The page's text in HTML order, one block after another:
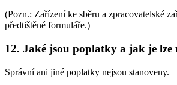
(Pozn.: Zařízení ke sběru a zpracovatelské
předtištěné formuláře.)
12. Jaké jsou poplatky a jak je
Správní ani jiné poplatky nejsou stanoveny.